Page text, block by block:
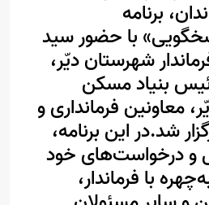
برنامه
با حضور سید
شهرستان دیّر،
بنیاد مسکن
معاونین فرمانداری و
شد.در این برنامه،
و درخواست‌های خود
با فرماندار،